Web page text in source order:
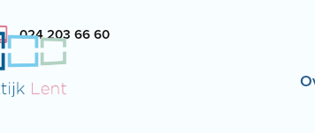
024 203 66 60